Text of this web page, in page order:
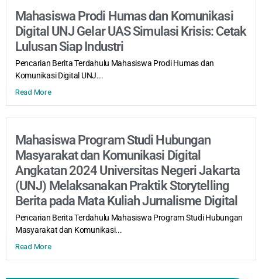
Mahasiswa Prodi Humas dan Komunikasi
Digital UNJ Gelar UAS Simulasi Krisis: Cetak
Lulusan Siap Industri
Pencarian Berita Terdahulu Mahasiswa Prodi Humas dan
Komunikasi Digital UNJ...
Read More
Mahasiswa Program Studi Hubungan
Masyarakat dan Komunikasi Digital
Angkatan 2024 Universitas Negeri Jakarta
(UNJ) Melaksanakan Praktik Storytelling
Berita pada Mata Kuliah Jurnalisme Digital
Pencarian Berita Terdahulu Mahasiswa Program Studi Hubungan
Masyarakat dan Komunikasi...
Read More